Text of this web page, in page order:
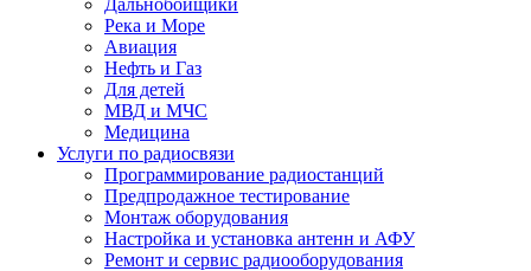
Река и Море
Авиация
Нефть и Газ
Для детей
МВД и МЧС
Медицина
Услуги по радиосвязи
Программирование радиостанций
Предпродажное тестирование
Монтаж оборудования
Настройка и установка антенн и АФУ
Ремонт и сервис радиооборудования